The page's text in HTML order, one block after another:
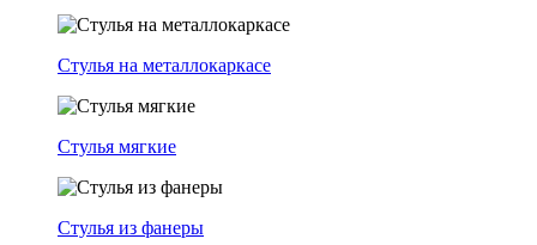
Стулья на металлокаркасе
Стулья мягкие
Стулья из фанеры